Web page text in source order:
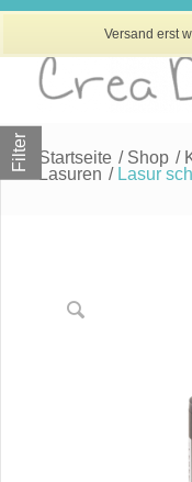
Startseite / Shop /
Lasuren / Lasur
Filter
Versand erst